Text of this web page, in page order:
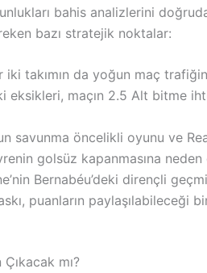
bahis analizlerini
bazı stratejik noktalar:
iki takımın da yoğun maç
eksikleri, maçın 2.5 Alt bitme
savunma öncelikli oyunu ve
golsüz kapanmasına
Bernabéu’deki dirençli
puanların paylaşılabileceği
mı?